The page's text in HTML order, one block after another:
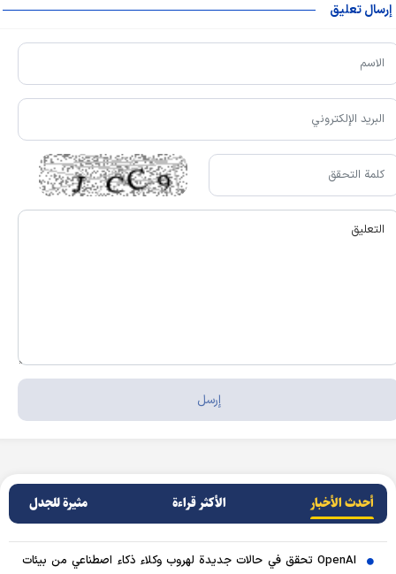
إرسال تعليق
أحدث الأخبار الأکثر قراءة مثيرة للجدل
OpenAI تحقق في حالات جديدة لهروب وكلاء ذكاء اصطناعي من بيئات